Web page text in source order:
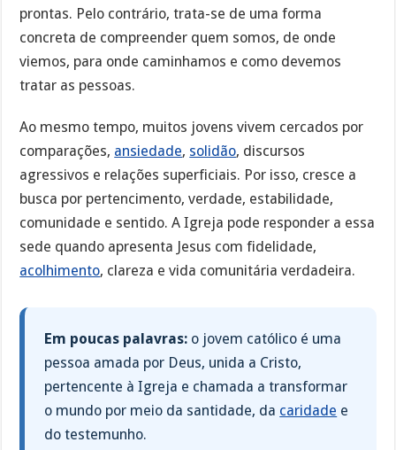
prontas. Pelo contrário, trata-se de uma forma
concreta de compreender quem somos, de onde
viemos, para onde caminhamos e como devemos
tratar as pessoas.
Ao mesmo tempo, muitos jovens vivem cercados por
comparações, ansiedade, solidão, discursos
agressivos e relações superficiais. Por isso, cresce a
busca por pertencimento, verdade, estabilidade,
comunidade e sentido. A Igreja pode responder a essa
sede quando apresenta Jesus com fidelidade,
acolhimento, clareza e vida comunitária verdadeira.
Em poucas palavras: o jovem católico é uma
pessoa amada por Deus, unida a Cristo,
pertencente à Igreja e chamada a transformar
o mundo por meio da santidade, da caridade e
do testemunho.